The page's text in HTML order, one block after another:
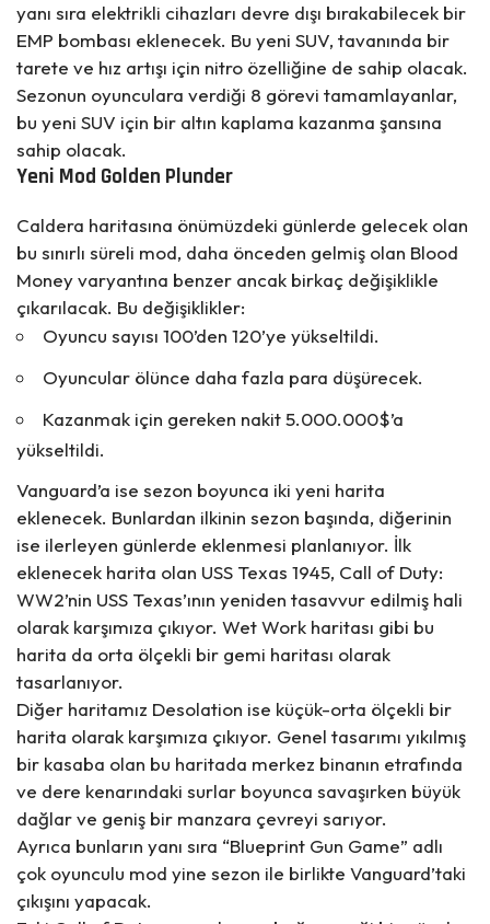
yanı sıra elektrikli cihazları devre dışı bırakabilecek bir
EMP bombası eklenecek. Bu yeni SUV, tavanında bir
tarete ve hız artışı için nitro özelliğine de sahip olacak.
Sezonun oyunculara verdiği 8 görevi tamamlayanlar,
bu yeni SUV için bir altın kaplama kazanma şansına
sahip olacak.
Yeni Mod Golden Plunder
Caldera haritasına önümüzdeki günlerde gelecek olan
bu sınırlı süreli mod, daha önceden gelmiş olan Blood
Money varyantına benzer ancak birkaç değişiklikle
çıkarılacak. Bu değişiklikler:
Oyuncu sayısı 100’den 120’ye yükseltildi.
Oyuncular ölünce daha fazla para düşürecek.
Kazanmak için gereken nakit 5.000.000$’a
yükseltildi.
Vanguard’a ise sezon boyunca iki yeni harita
eklenecek. Bunlardan ilkinin sezon başında, diğerinin
ise ilerleyen günlerde eklenmesi planlanıyor. İlk
eklenecek harita olan USS Texas 1945, Call of Duty:
WW2’nin USS Texas’ının yeniden tasavvur edilmiş hali
olarak karşımıza çıkıyor. Wet Work haritası gibi bu
harita da orta ölçekli bir gemi haritası olarak
tasarlanıyor.
Diğer haritamız Desolation ise küçük-orta ölçekli bir
harita olarak karşımıza çıkıyor. Genel tasarımı yıkılmış
bir kasaba olan bu haritada merkez binanın etrafında
ve dere kenarındaki surlar boyunca savaşırken büyük
dağlar ve geniş bir manzara çevreyi sarıyor.
Ayrıca bunların yanı sıra “Blueprint Gun Game” adlı
çok oyunculu mod yine sezon ile birlikte Vanguard’taki
çıkışını yapacak.